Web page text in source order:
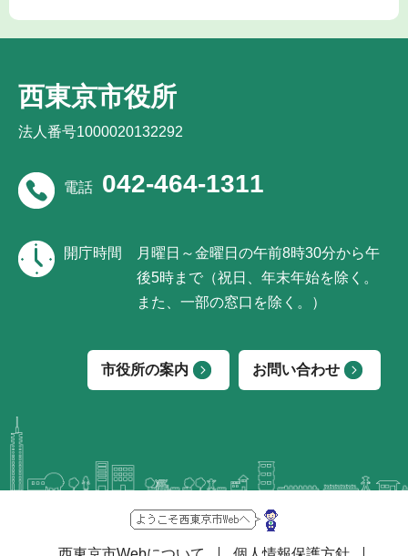
西東京市役所
法人番号1000020132292
電話 042-464-1311
開庁時間
月曜日～金曜日の午前8時30分から午
後5時まで（祝日、年末年始を除く。
また、一部の窓口を除く。）
市役所の案内 お問い合わせ